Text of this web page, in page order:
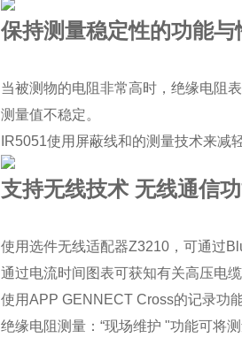
保持测量稳定性的功能与
当被测物的电阻非常高时，绝缘电阻
测量值不稳定。
IR5051使用屏蔽线和的测量技术来减
支持无线技术 无线通信
使用选件无线适配器Z3210，可通过
通过电流时间图表可获知有关高压电缆
使用APP GENNECT Cross的记录功
绝缘电阻测量：“现场维护 "功能可将